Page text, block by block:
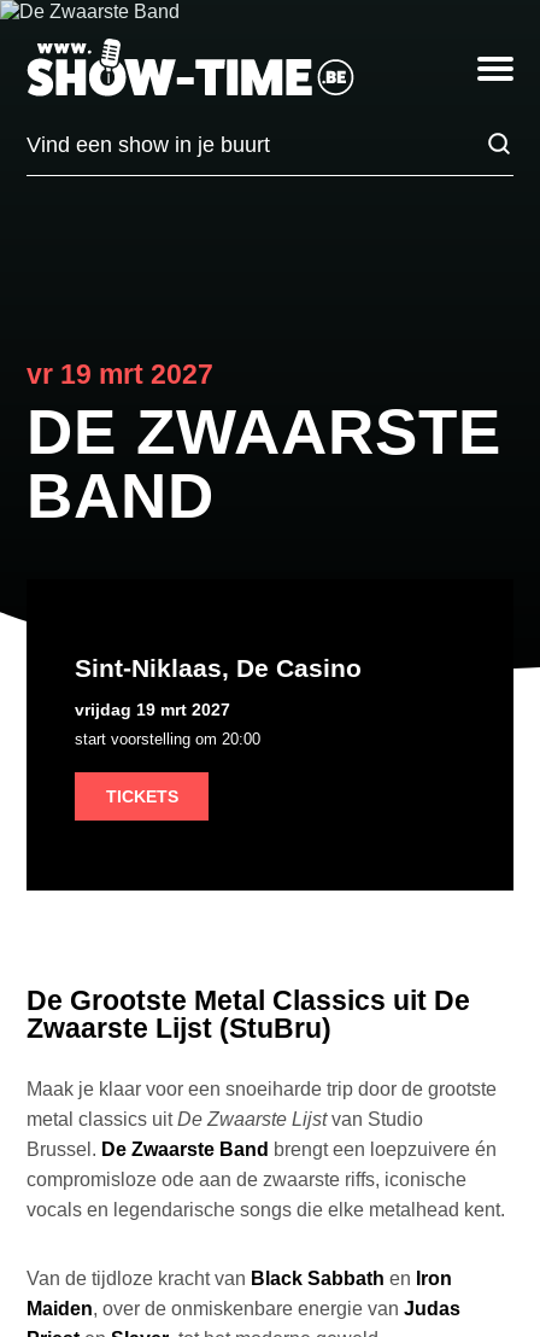
een
vr 19 mrt 2027
DE
ZWAARSTE
BAND
op
maart
in
DE ZWAARSTE
BAND
De Grootste Metal Classics uit De
Zwaarste Lijst (StuBru)
Maak je klaar voor een snoeiharde trip door de grootste
metal classics uitDe Zwaarste Lijstvan Studio
Brussel. De Zwaarste Band brengt een loepzuivere én
compromisloze ode aan de zwaarste riffs, iconische
vocals en legendarische songs die elke metalhead kent.
Van de tijdloze kracht van Black Sabbath en Iron
Maiden, over de onmiskenbare energie vanJudas
Sint-Niklaas, De Casino
vrijdag 19 mrt 2027
start voorstelling om 20:00
TICKETS